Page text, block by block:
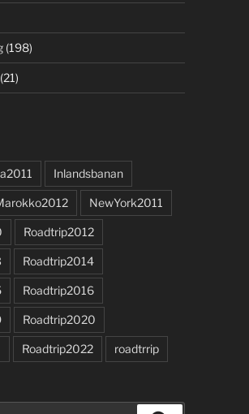
(198)
Inlandsbanan
NewYork2011
Roadtrip2012
Roadtrip2014
Roadtrip2016
Roadtrip2020
Roadtrip2022 roadtrrip